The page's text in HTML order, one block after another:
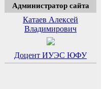
Администратор сайта
Катаев Алексей
Владимирович
Доцент ИУЭС ЮФУ